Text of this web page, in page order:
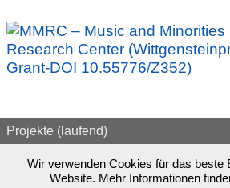
Projekte (laufend)
Wir verwenden Cookies für das beste
Website. Mehr Informationen